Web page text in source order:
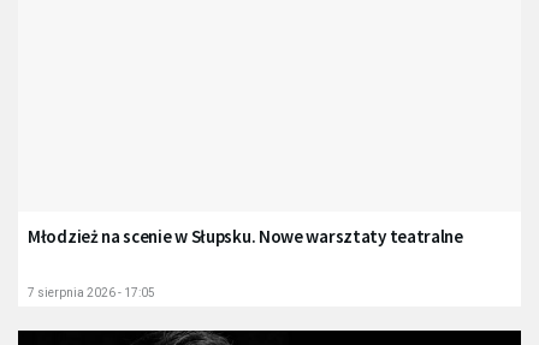
Młodzież na scenie w Słupsku. Nowe warsztaty teatralne
7 sierpnia 2026 - 17:05